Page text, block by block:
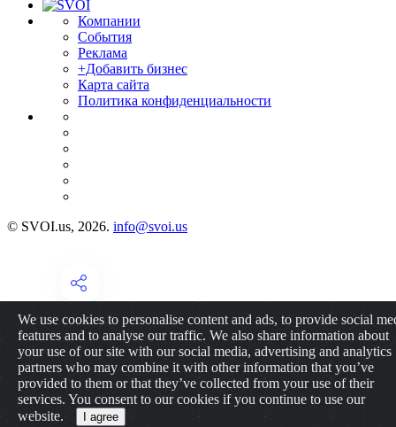
Компании
События
Реклама
+Добавить бизнес
Карта сайта
Политика конфиденциальности
© SVOI.us, 2026. info@svoi.us
We use cookies to personalise content and ads, to provide social
features and to analyse our traffic. We also share information about
your use of our site with our social media, advertising and analytics
partners who may combine it with other information that you’ve
provided to them or that they’ve collected from your use of their
services. You consent to our cookies if you continue to use our
website.
I agree